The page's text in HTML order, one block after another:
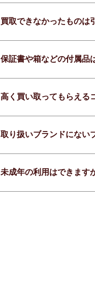
買取できなかったものは
保証書や箱などの付属品
高く買い取ってもらえる
取り扱いブランドにない
未成年の利用はできます